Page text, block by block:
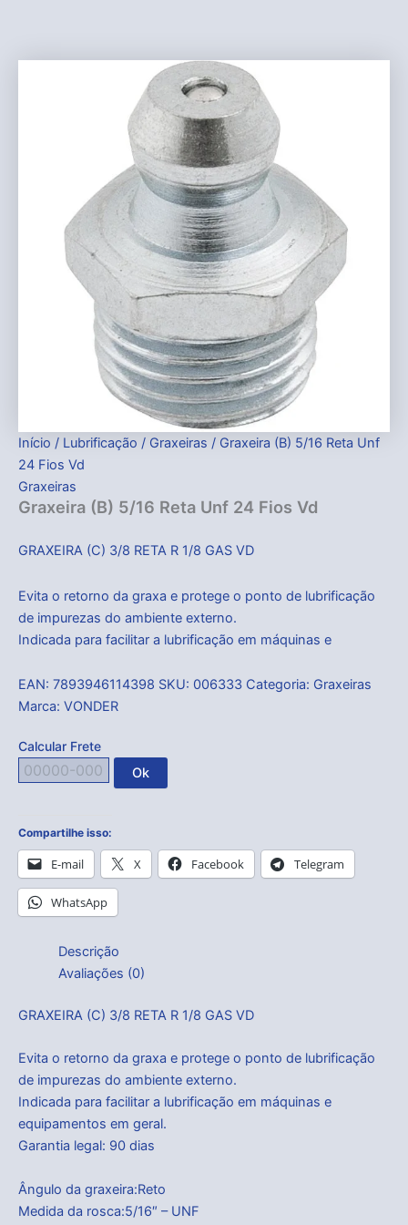
Início / Lubrificação / Graxeiras / Graxeira (B) 5/16 Reta Unf
24 Fios Vd
Graxeiras
Graxeira (B) 5/16 Reta Unf 24 Fios Vd
GRAXEIRA (C) 3/8 RETA R 1/8 GAS VD
Evita o retorno da graxa e protege o ponto de lubrificação
de impurezas do ambiente externo.
Indicada para facilitar a lubrificação em máquinas e
EAN: 7893946114398 SKU: 006333 Categoria: Graxeiras
Marca: VONDER
Calcular Frete
Ok
Compartilhe isso:
E-mail X Facebook Telegram
WhatsApp
Descrição
Avaliações (0)
GRAXEIRA (C) 3/8 RETA R 1/8 GAS VD
Evita o retorno da graxa e protege o ponto de lubrificação
de impurezas do ambiente externo.
Indicada para facilitar a lubrificação em máquinas e
equipamentos em geral.
Garantia legal: 90 dias
Ângulo da graxeira:Reto
Medida da rosca:5/16″ – UNF